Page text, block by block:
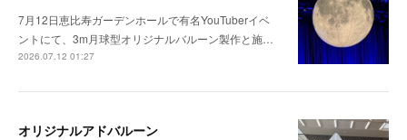
7月12日恵比寿ガーデンホールで有名YouTuberイベ
ントにて、3m月球型オリジナルバルーン製作と施…
2026.07.12 01:27
オリジナルアドバルーン